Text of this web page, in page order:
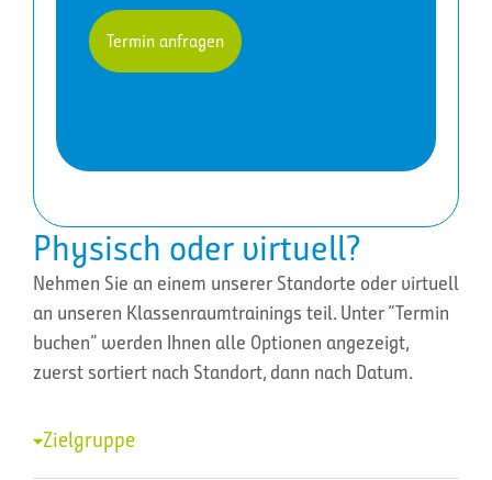
Physisch oder virtuell?
Nehmen Sie an einem unserer Standorte oder virtuell
an unseren Klassenraumtrainings teil. Unter “Termin
buchen” werden Ihnen alle Optionen angezeigt,
zuerst sortiert nach Standort, dann nach Datum.
Zielgruppe
Termin anfragen